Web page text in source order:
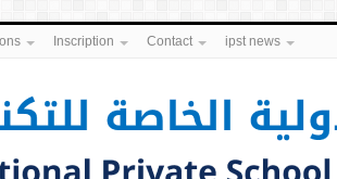
Inscription Contact ipst news